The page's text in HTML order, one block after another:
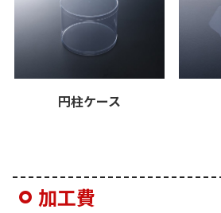
円柱ケース
加工費